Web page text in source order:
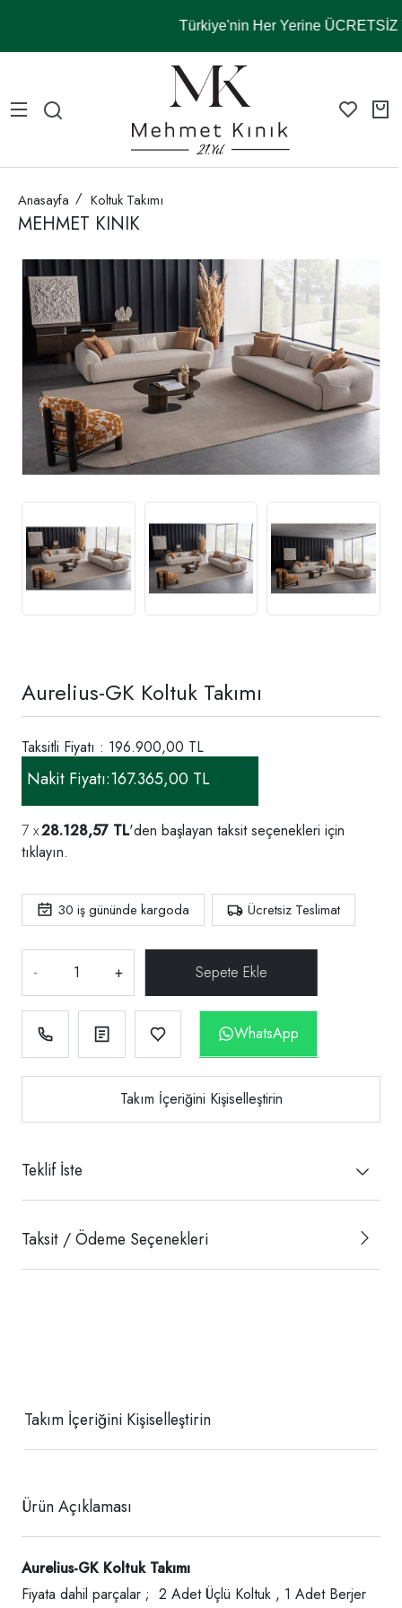
Türkiye'nin Her Yerine ÜCRETSİZ
Anasayfa Koltuk Takımı
MEHMET KINIK
Aurelius-GK Koltuk Takımı
Taksitli Fiyatı : 196.900,00 TL
Nakit Fiyatı:167.365,00 TL
28.128,57 TL'den başlayan taksit seçenekleri için
tıklayın.
30 iş gününde kargoda Ücretsiz Teslimat
- +
WhatsApp
Takım İçeriğini Kişiselleştirin
Teklif İste
Taksit / Ödeme Seçenekleri
Takım İçeriğini Kişiselleştirin
Ürün Açıklaması
Aurelius-GK Koltuk Takımı
Fiyata dahil parçalar ; 2 Adet Üçlü Koltuk , 1 Adet Berjer